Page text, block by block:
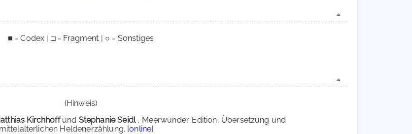
■ = Codex | □ = Fragment | ○ = Sonstiges
(Hinweis)
Kirchhoffund Stephanie Seidl , Meerwunder. Edition, Übersetzung und
Heldenerzählung. [online]